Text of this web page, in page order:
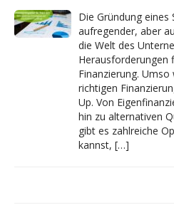
Die Gründung eines
aufregender, aber
die Welt des
Herausforderungen
Finanzierung.
richtigen
Up. Von
hin zu alternativen
gibt es zahlreiche
kannst, […]